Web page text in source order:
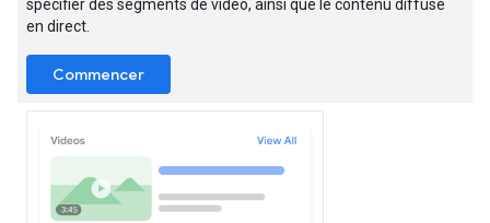
spécifier des segments de vidéo, ainsi que le contenu diffusé
en direct.
Commencer